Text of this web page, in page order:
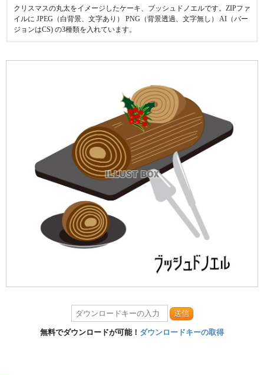
クリスマスの丸太をイメージしたケーキ、ブッシュドノエルです。ZIPファ
イルに JPEG（白背景、文字あり） PNG（背景透過、文字無し） AI（バー
ジョンはCS) の3種類を入れています。
送信
無料でダウンロードが可能！ ダウンロードキーの取得